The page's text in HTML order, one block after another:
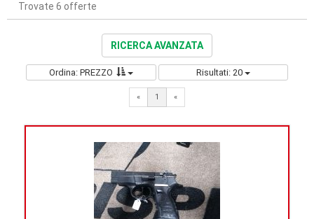
Trovate 6 offerte
RICERCA AVANZATA
Ordina: PREZZO Risultati: 20
« 1 «